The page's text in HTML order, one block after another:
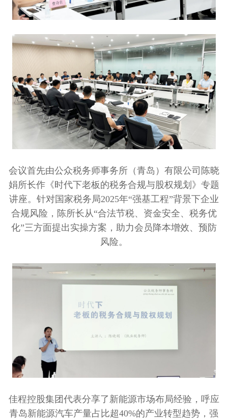
会议首先由公众税务师事务所（青岛）有限公司陈晓
娟所长作《时代下老板的税务合规与股权规划》专题
讲座。针对国家税务局2025年“强基工程”背景下企业
合规风险，陈所长从“合法节税、资金安全、税务优
化”三方面提出实操方案，助力会员降本增效、预防
风险。
佳程控股集团代表分享了新能源市场布局经验，呼应
青岛新能源汽车产量占比超40%的产业转型趋势，强